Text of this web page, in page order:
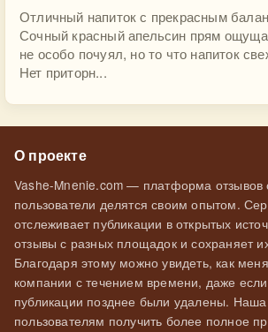
Отличный напиток с прекрасным
Сочный красный апельсин прям
не особо почуял, но то что напиток
Нет приторн...
О проекте
Vashe-Mnenie.com — платформа отзывов
пользователи делятся своим опытом.
отслеживает публикации в открытых
отзывы с разных площадок и сохраняет
Благодаря этому можно увидеть, как
компании с течением времени, даже
публикации позднее были удалены.
пользователям получить более полное